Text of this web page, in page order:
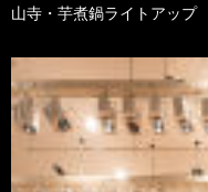
山寺・芋煮鍋ライトアップ